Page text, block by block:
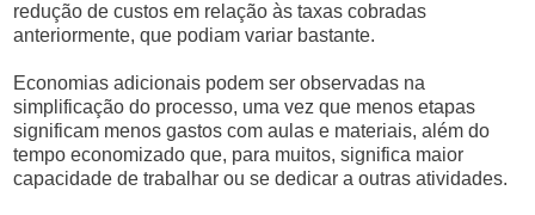
redução de custos em relação às taxas cobradas
anteriormente, que podiam variar bastante.
Economias adicionais podem ser observadas na
simplificação do processo, uma vez que menos etapas
significam menos gastos com aulas e materiais, além do
tempo economizado que, para muitos, significa maior
capacidade de trabalhar ou se dedicar a outras atividades.